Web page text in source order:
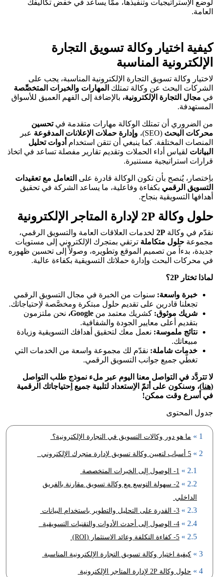
لوضع الاِستراتيجيات وتنفيذها، ممَّا يساعد في خفض تكاليفك
العامة.
كيفية اختيار وكالة تسويق التجارة
الإلكترونية المناسبة
لاختيار وكالة تسويق التجارة الإلكترونية المناسبة، يجب على
الشركات البحث عن وكالة تمتلك المهارات والخبرات المتخصِّصة
في مجال التجارة الإلكترونية، بالإضافة إلى الفهم العميق للأسواق
المستهدفة.
من الضروري أن تمتلك الوكالة مهارات متقدمة فيتحسين
محركات البحث (SEO)، وإدارة حملات الإعلانات المدفوعة عبر
المنصات المختلفة. كما ينبغي أن تتقن استخدام أدوات تحليل
البيانات لقياس أداء الحملات وتقديم تقارير مفصلة تساعد في اتخاذ
قرارات استراتيجية مستنيرة.
باِختصار، يُنصح بأن تكون الوكالة قادرة على التعامل مع تعقيدات
التسويق الرقمي بكفاءة وفاعلية، ما يساعد الشركة في تحقيق
أهدافها التسويقية بنجاح.
حلول وكالة 2P لإدارة المتاجر الإلكترونية
نقدّم في وكالة 2P لخدمات العلاقات العامة والتسويق الرقمي،
مجموعة حلول متكاملة ترتقي بمتجرك الإلكتروني إلى مستويات
جديدة، بدءاً من تصميم الموقع وتطويره، وصولاً إلى تحسين ظهوره
في محركات البحث وإدارة حملاتك التسويقية بكفاءة عالية.
لماذا تختار 2P؟
خبرة واسعة: سنوات من الخبرة في مجال التسويق الرقمي
تجعلنا قادرين على تقديم حلول مبتكرة ومخصَّصة لاِحتياجاتك.
شريك موثوق: كشريك معتمد من Google، نحن ملتزمون
بتقديم أعلى معايير الجودة والشفافية.
نتائج ملموسة: نعمل معك لتحقيق أهدافك التسويقية وزيادة
مبيعاتك.
خدمات شاملة: نقدّم لك مجموعة واسعة من الخدمات التي
تغطّي جميع جوانب التسويق الرقمي.
لا تتردَّد في التواصل معنا اليوم عبر ملء نموذج طلب التواصل
(هنا)، وسنكون على أتمّ الاِستعداد لتلبية جميع اِحتياجاتك الرقمية
في أسرع وقت ممكن!
جدول المحتوى
ما هو دور وكالات التسويق في التجارة الإلكترونية؟
5 أسباب لتعيين وكالة تسويق لإدارة متجرك الإلكتروني
1- الوصول إلى الخبرات المتخصصة
2- سهولة التوسع مع وكالة تسويق مقارنة بالفريق
الداخلي
3- القدرة على التحليل والتطوير باستخدام البيانات
4- الوصول إلى أحدث الأدوات والتقنيات التسويقية
5- كفاءة التكلفة وعائد الاستثمار (ROI)
كيفية اختيار وكالة تسويق التجارة الإلكترونية المناسبة
حلول وكالة 2P لإدارة المتاجر الإلكترونية